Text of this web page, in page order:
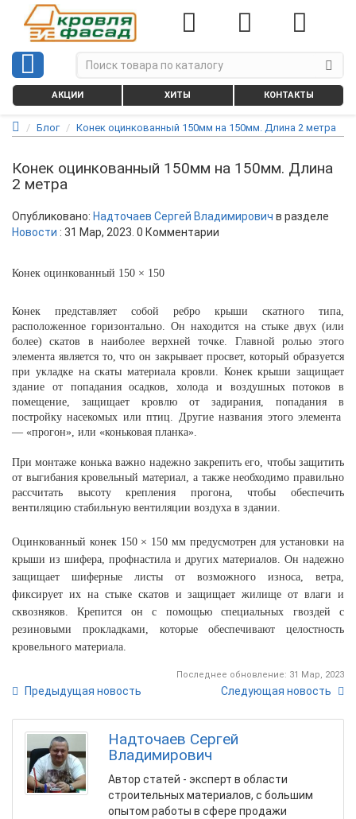
АКЦИИ ХИТЫ КОНТАКТЫ
Блог Конек оцинкованный 150мм на 150мм. Длина 2 метра
Конек оцинкованный 150мм на 150мм. Длина
2 метра
Опубликовано: Надточаев Сергей Владимирович в разделе
Новости : 31 Мар, 2023 . 0 Комментарии
Конек оцинкованный 150 × 150
Конек представляет собой ребро крыши скатного типа
расположенное горизонтально. Он находится на стыке двух (или
более) скатов в наиболее верхней точке. Главной ролью этого
элемента является то, что он закрывает просвет, который образуется
при укладке на скаты материала кровли. Конек крыши защищает
здание от попадания осадков, холода и воздушных потоков в
помещение, защищает кровлю от задирания, попадания в
постройку насекомых или птиц. Другие названия этого элемента
— «прогон», или «коньковая планка».
При монтаже конька важно надежно закрепить его, чтобы защитить
от выгибания кровельный материал, а также необходимо правильно
рассчитать высоту крепления прогона, чтобы обеспечить
вентиляцию стабильную вентиляции воздуха в здании.
Оцинкованный конек 150 × 150 мм предусмотрен для установки на
крыши из шифера, профнастила и других материалов. Он надежно
защищает шиферные листы от возможного износа, ветра,
фиксирует их на стыке скатов и защищает жилище от влаги и
сквозняков. Крепится он с помощью специальных гвоздей с
резиновыми прокладками, которые обеспечивают целостность
кровельного материала.
Последнее обновление: 31 Мар, 2023
Предыдущая новость Следующая новость
Надточаев Сергей
Владимирович
Автор статей - эксперт в области
строительных материалов, с большим
опытом работы в сфере продажи